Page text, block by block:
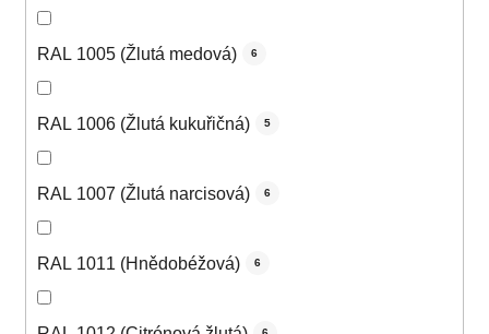
RAL 1005 (Žlutá medová) 6
RAL 1006 (Žlutá kukuřičná) 5
RAL 1007 (Žlutá narcisová) 6
RAL 1011 (Hnědobéžová) 6